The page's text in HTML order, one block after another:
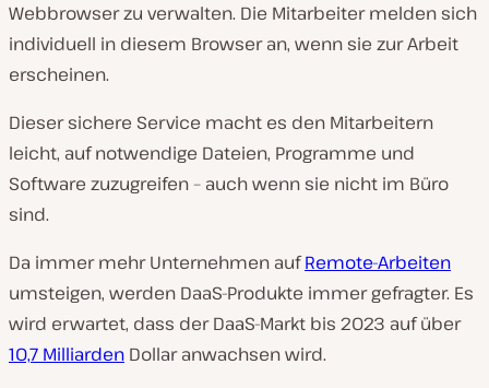
Webbrowser zu verwalten. Die Mitarbeiter melden sich
individuell in diesem Browser an, wenn sie zur Arbeit
erscheinen.
Dieser sichere Service macht es den Mitarbeitern
leicht, auf notwendige Dateien, Programme und
Software zuzugreifen – auch wenn sie nicht im Büro
sind.
Da immer mehr Unternehmen aufRemote-Arbeiten
umsteigen, werden DaaS-Produkte immer gefragter. Es
wird erwartet, dass der DaaS-Markt bis 2023 auf über
10,7 Milliarden Dollar anwachsen wird.